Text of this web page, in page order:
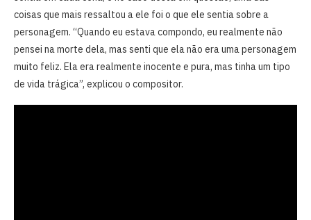
coisas que mais ressaltou a ele foi o que ele sentia sobre a
personagem. “Quando eu estava compondo, eu realmente não
pensei na morte dela, mas senti que ela não era uma personagem
muito feliz. Ela era realmente inocente e pura, mas tinha um tipo
de vida trágica”, explicou o compositor.